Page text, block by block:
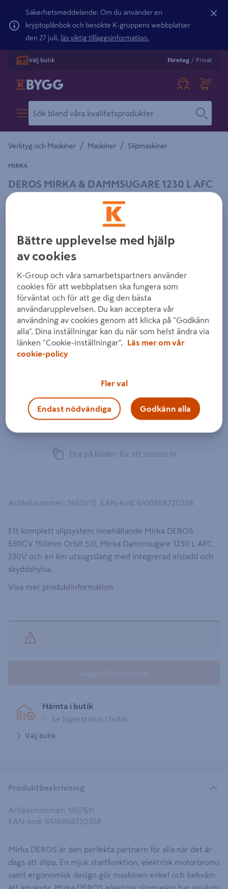
Säkerhetsmeddelande: Om du använder en
kryptoplånbok och besökte K-gruppens webbplatser
den 27 juli, läs viktig tilläggsinformation.
Välj butik Företag / Privat
Verktyg och Maskiner / Maskiner / Slipmaskiner
DEROS MIRKA & DAMMSUGARE 1230 L AFC
MIRKA
Detaljerad beskrivning finns i produktbeskrivningsområdet
Dra på bilden för att zooma in
Artikelnummer: 1457611 EAN-kod : 6416868720358
Ett komplett slipsystem innehållande Mirka DEROS
650CV 150mm Orbit 5,0, Mirka Dammsugare 1230 L AFC
230V och en 6m utsugsslang med integrerad elsladd och
skyddshylsa.
Visa mer produktinformation
Hämta i butik
Se lagerstatus i butik
Välj butik
Produktbeskrivning
Artikelnummer: 1457611
EAN-kod : 6416868720358
Mirka DEROS är den perfekta partnern för alla när det är
dags att slipa. En mjuk startfunktion, elektrisk motorbroms
samt ergonomisk design gör maskinen enkel och bekväm
Bättre upplevelse med hjälp
av cookies
K-Group och våra samarbetspartners använder
cookies för att webbplatsen ska fungera som
förväntat och för att ge dig den bästa
användarupplevelsen. Du kan acceptera vår
användning av cookies genom att klicka på "Godkänn
alla". Dina inställningar kan du när som helst ändra via
länken "Cookie-inställningar".
Läs mer om vår
cookie-policy
Fler val
Endast nödvändiga Godkänn alla